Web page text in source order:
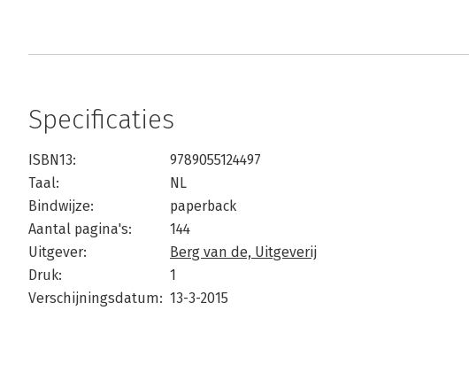
Specificaties
ISBN13:
9789055124497
Taal:
NL
Bindwijze:
paperback
Aantal pagina's:
144
Uitgever:
Berg van de, Uitgeverij
Druk:
1
Verschijningsdatum: 13-3-2015